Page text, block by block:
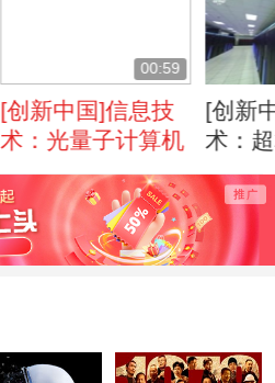
00:59
[创新中国]信息技
术：光量子计算机
[创新
术：